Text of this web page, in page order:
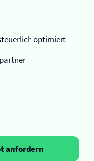
optimiert
anfordern